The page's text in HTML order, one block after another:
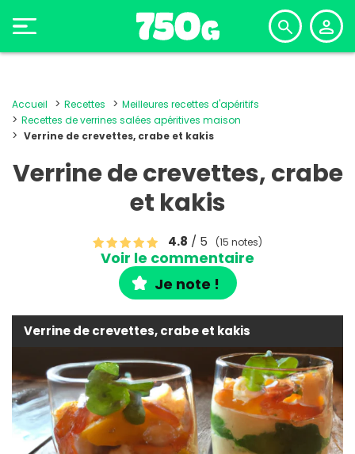
Accueil Recettes
Meilleures recettes d'apéritifs
Recettes de verrines salées apéritives maison
Verrine de crevettes, crabe et kakis
Verrine de crevettes, crabe
et kakis
4.8 / 5 (15 notes)
Voir le commentaire
Je note !
Verrine de crevettes, crabe et kakis